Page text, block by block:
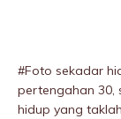
#Foto sekadar
pertengahan 30,
hidup yang